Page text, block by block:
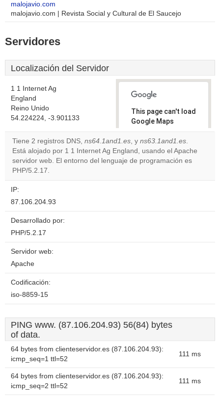
malojavio.com
malojavio.com | Revista Social y Cultural de El Saucejo
Servidores
Localización del Servidor
1 1 Internet Ag
England
Reino Unido
54.224224, -3.901133
This page can't load
Google Maps
correctly.
Do you
own this
OK
Tiene 2 registros DNS, ns64.1and1.es, y ns63.1and1.es.
Está alojado por 1 1 Internet Ag England, usando el Apache
servidor web. El entorno del lenguaje de programación es
PHP/5.2.17.
IP:
87.106.204.93
Desarrollado por:
PHP/5.2.17
Servidor web:
Apache
Codificación:
iso-8859-15
PING www. (87.106.204.93) 56(84) bytes
of data.
64 bytes from clienteservidor.es (87.106.204.93):
icmp_seq=1 ttl=52
111 ms
64 bytes from clienteservidor.es (87.106.204.93):
icmp_seq=2 ttl=52
111 ms